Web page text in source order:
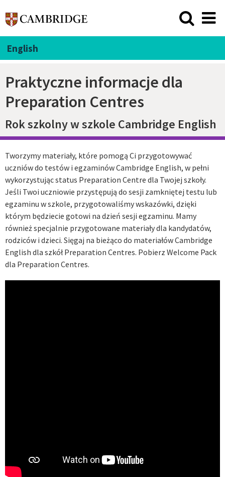
English
Praktyczne informacje dla
Preparation Centres
Rok szkolny w szkole Cambridge English
Tworzymy materiały, które pomogą Ci przygotowywać
uczniów do testów i egzaminów Cambridge English, w pełni
wykorzystując status Preparation Centre dla Twojej szkoły.
Jeśli Twoi uczniowie przystępują do sesji zamkniętej testu lub
egzaminu w szkole, przygotowaliśmy wskazówki, dzięki
którym będziecie gotowi na dzień sesji egzaminu. Mamy
również specjalnie przygotowane materiały dla kandydatów,
rodziców i dzieci. Sięgaj na bieżąco do materiałów Cambridge
English dla szkół Preparation Centres. Pobierz Welcome Pack
dla Preparation Centres.